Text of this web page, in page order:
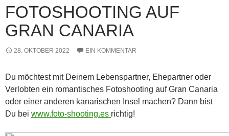
FOTOSHOOTING AUF
GRAN CANARIA
28. OKTOBER 2022 EIN KOMMENTAR
Du möchtest mit Deinem Lebenspartner, Ehepartner oder
Verlobten ein romantisches Fotoshooting auf Gran Canaria
oder einer anderen kanarischen Insel machen? Dann bist
Du bei www.foto-shooting.es richtig!